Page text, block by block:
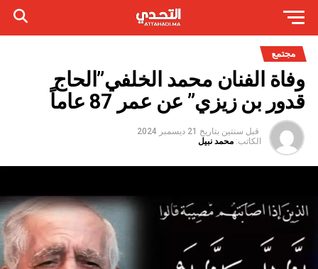
مجتمع
وفاة الفنان محمد الخلفي”الحاج
قدور بن زيزي” عن عمر 87 عاماً
قبل سنتين بتاريخ 21 ديسمبر 2024
الكاتب: محمد نبيل